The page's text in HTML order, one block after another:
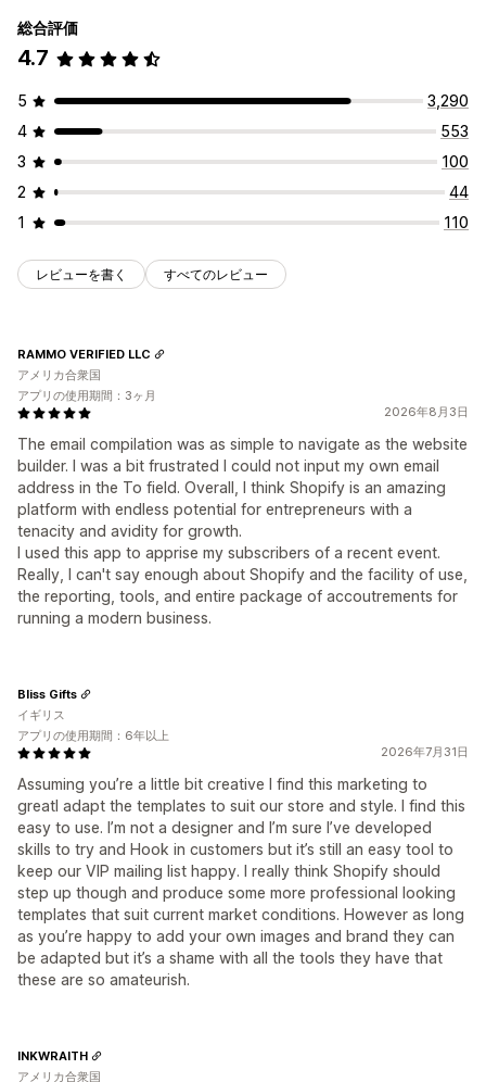
総合評価
4.7
5
3,290
4
553
3
100
2
44
1
110
レビューを書く すべてのレビュー
2026年8月3日
The email compilation was as simple to navigate as the website
builder. I was a bit frustrated I could not input my own email
address in the To field. Overall, I think Shopify is an amazing
platform with endless potential for entrepreneurs with a
tenacity and avidity for growth.
I used this app to apprise my subscribers of a recent event.
Really, I can't say enough about Shopify and the facility of use,
the reporting, tools, and entire package of accoutrements for
running a modern business.
RAMMO VERIFIED LLC
アメリカ合衆国
アプリの使用期間：3ヶ月
2026年7月31日
Assuming you’re a little bit creative I find this marketing to
greatI adapt the templates to suit our store and style. I find this
easy to use. I’m not a designer and I’m sure I’ve developed
skills to try and Hook in customers but it’s still an easy tool to
keep our VIP mailing list happy. I really think Shopify should
step up though and produce some more professional looking
templates that suit current market conditions. However as long
as you’re happy to add your own images and brand they can
be adapted but it’s a shame with all the tools they have that
these are so amateurish.
Bliss Gifts
イギリス
アプリの使用期間：6年以上
INKWRAITH
アメリカ合衆国